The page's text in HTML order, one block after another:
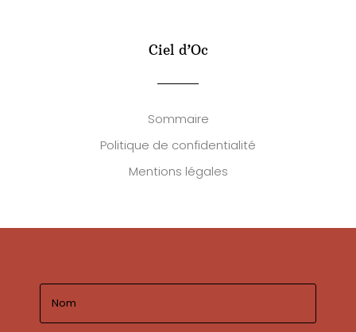
Ciel d’Oc
Sommaire
Politique de confidentialité
Mentions légales